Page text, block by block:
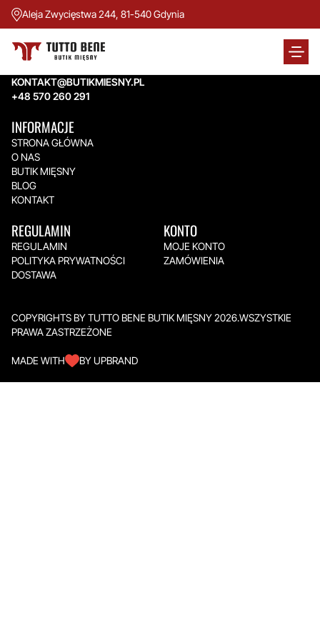
Aleja Zwycięstwa 244, 81-540 Gdynia
TUTTO BENE BUTIK MIĘSNY
Aleja Zwycięstwa 244,
KONTAKT@BUTIKMIESNY.PL
+48 570 260 291
INFORMACJE
STRONA GŁÓWNA
O NAS
BUTIK MIĘSNY
BLOG
KONTAKT
REGULAMIN
REGULAMIN
POLITYKA PRYWATNOŚCI
DOSTAWA
KONTO
MOJE KONTO
ZAMÓWIENIA
COPYRIGHTS BY TUTTO BENE BUTIK MIĘSNY 2026.WSZYSTKIE
PRAWA ZASTRZEŻONE
MADE WITH BY UPBRAND